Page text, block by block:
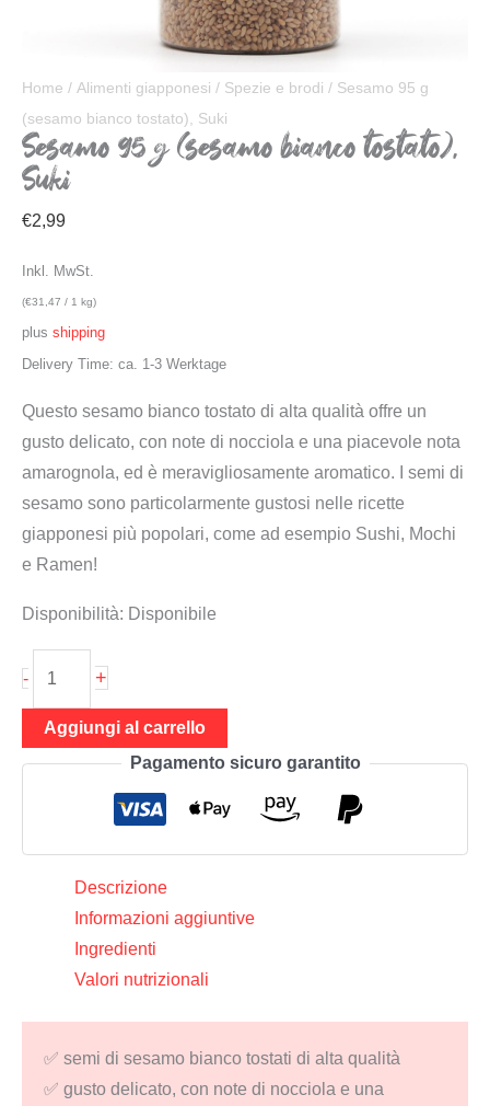
Home / Alimenti giapponesi / Spezie e brodi / Sesamo 95 g
(sesamo bianco tostato), Suki
Sesamo 95 g (sesamo bianco tostato),
Suki
€2,99
Inkl. MwSt.
(€31,47 / 1 kg)
plus shipping
Delivery Time: ca. 1-3 Werktage
Questo sesamo bianco tostato di alta qualità offre un
gusto delicato, con note di nocciola e una piacevole nota
amarognola, ed è meravigliosamente aromatico. I semi di
sesamo sono particolarmente gustosi nelle ricette
giapponesi più popolari, come ad esempio Sushi, Mochi
e Ramen!
Disponibilità: Disponibile
-
Sesamo
quantità
+
Aggiungi al carrello
Pagamento sicuro garantito
Descrizione
Informazioni aggiuntive
Ingredienti
Valori nutrizionali
✅ semi di sesamo bianco tostati di alta qualità
✅ gusto delicato, con note di nocciola e una